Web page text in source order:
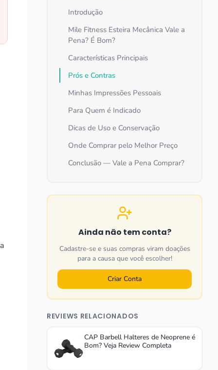
Introdução
Mile Fitness Esteira Mecânica Vale a
Pena? É Bom?
Características Principais
Prós e Contras
Minhas Impressões Pessoais
Para Quem é Indicado
Dicas de Uso e Conservação
Onde Comprar pelo Melhor Preço
Conclusão — Vale a Pena Comprar?
Ainda não tem conta?
Cadastre-se e suas compras viram doações
para a causa que você escolher!
Criar Conta
REVIEWS RELACIONADOS
CAP Barbell Halteres de Neoprene é
Bom? Veja Review Completa